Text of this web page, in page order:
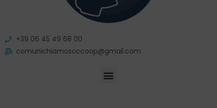
+39 06 45 49 68 00
comunichiamosoccoop@gmail.com